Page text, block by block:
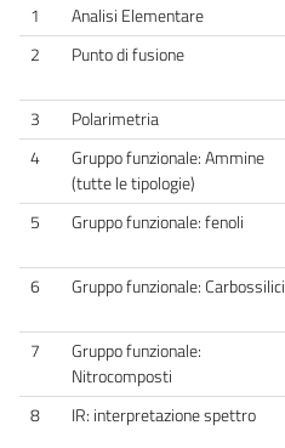
1
Analisi Elementare
2
Punto di fusione
3
Polarimetria
4
Gruppo funzionale: Ammine
(tutte le tipologie)
5
Gruppo funzionale: fenoli
6
Gruppo funzionale: Carbossilici
7
Gruppo funzionale:
Nitrocomposti
8
IR: interpretazione spettro